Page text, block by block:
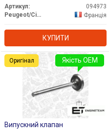
Артикул:
094973
Peugeot/Citroen
Франція
КУПИТИ
Випускний клапан
Якість OEM
Оригінал